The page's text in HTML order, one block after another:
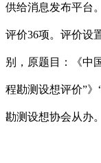
供给消息发布平台
评价36项。评价设
别，原题目：《中
程勘测设想评价”
勘测设想协会从办。